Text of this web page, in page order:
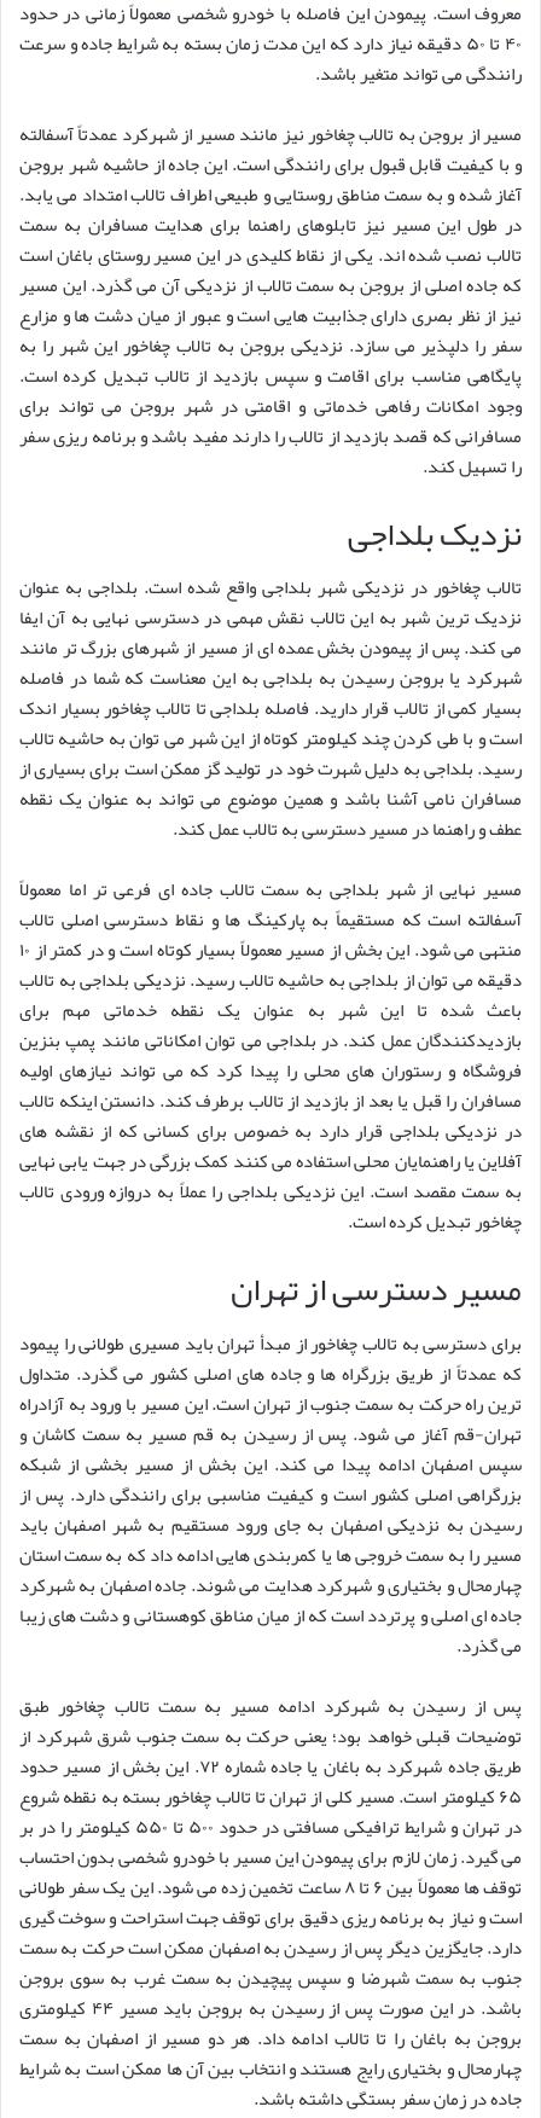
معروف است. پیمودن این فاصله با خودرو شخصی معمولاً زمانی در حدود
۴۰ تا ۵۰ دقیقه نیاز دارد که این مدت زمان بسته به شرایط جاده و سرعت
رانندگی می تواند متغیر باشد.
مسیر از بروجن به تالاب چغاخور نیز مانند مسیر از شهرکرد عمدتاً آسفالته
و با کیفیت قابل قبول برای رانندگی است. این جاده از حاشیه شهر بروجن
آغاز شده و به سمت مناطق روستایی و طبیعی اطراف تالاب امتداد می یابد.
در طول این مسیر نیز تابلوهای راهنما برای هدایت مسافران به سمت
تالاب نصب شده اند. یکی از نقاط کلیدی در این مسیر روستای باغان است
که جاده اصلی از بروجن به سمت تالاب از نزدیکی آن می گذرد. این مسیر
نیز از نظر بصری دارای جذابیت هایی است و عبور از میان دشت ها و مزارع
سفر را دلپذیر می سازد. نزدیکی بروجن به تالاب چغاخور این شهر را به
پایگاهی مناسب برای اقامت و سپس بازدید از تالاب تبدیل کرده است.
وجود امکانات رفاهی خدماتی و اقامتی در شهر بروجن می تواند برای
مسافرانی که قصد بازدید از تالاب را دارند مفید باشد و برنامه ریزی سفر
را تسهیل کند.
نزدیک بلداجی
تالاب چغاخور در نزدیکی شهر بلداجی واقع شده است. بلداجی به عنوان
نزدیک ترین شهر به این تالاب نقش مهمی در دسترسی نهایی به آن ایفا
می کند. پس از پیمودن بخش عمده ای از مسیر از شهرهای بزرگ تر مانند
شهرکرد یا بروجن رسیدن به بلداجی به این معناست که شما در فاصله
بسیار کمی از تالاب قرار دارید. فاصله بلداجی تا تالاب چغاخور بسیار اندک
است و با طی کردن چند کیلومتر کوتاه از این شهر می توان به حاشیه تالاب
رسید. بلداجی به دلیل شهرت خود در تولید گز ممکن است برای بسیاری از
مسافران نامی آشنا باشد و همین موضوع می تواند به عنوان یک نقطه
عطف و راهنما در مسیر دسترسی به تالاب عمل کند.
مسیر نهایی از شهر بلداجی به سمت تالاب جاده ای فرعی تر اما معمولاً
آسفالته است که مستقیماً به پارکینگ ها و نقاط دسترسی اصلی تالاب
منتهی می شود. این بخش از مسیر معمولاً بسیار کوتاه است و در کمتر از ۱۰
دقیقه می توان از بلداجی به حاشیه تالاب رسید. نزدیکی بلداجی به تالاب
باعث شده تا این شهر به عنوان یک نقطه خدماتی مهم برای
بازدیدکنندگان عمل کند. در بلداجی می توان امکاناتی مانند پمپ بنزین
فروشگاه و رستوران های محلی را پیدا کرد که می تواند نیازهای اولیه
مسافران را قبل یا بعد از بازدید از تالاب برطرف کند. دانستن اینکه تالاب
در نزدیکی بلداجی قرار دارد به خصوص برای کسانی که از نقشه های
آفلاین یا راهنمایان محلی استفاده می کنند کمک بزرگی در جهت یابی نهایی
به سمت مقصد است. این نزدیکی بلداجی را عملاً به دروازه ورودی تالاب
چغاخور تبدیل کرده است.
مسیر دسترسی از تهران
برای دسترسی به تالاب چغاخور از مبدأ تهران باید مسیری طولانی را پیمود
که عمدتاً از طریق بزرگراه ها و جاده های اصلی کشور می گذرد. متداول
ترین راه حرکت به سمت جنوب از تهران است. این مسیر با ورود به آزادراه
تهران-قم آغاز می شود. پس از رسیدن به قم مسیر به سمت کاشان و
سپس اصفهان ادامه پیدا می کند. این بخش از مسیر بخشی از شبکه
بزرگراهی اصلی کشور است و کیفیت مناسبی برای رانندگی دارد. پس از
رسیدن به نزدیکی اصفهان به جای ورود مستقیم به شهر اصفهان باید
مسیر را به سمت خروجی ها یا کمربندی هایی ادامه داد که به سمت استان
چهارمحال و بختیاری و شهرکرد هدایت می شوند. جاده اصفهان به شهرکرد
جاده ای اصلی و پرتردد است که از میان مناطق کوهستانی و دشت های زیبا
می گذرد.
پس از رسیدن به شهرکرد ادامه مسیر به سمت تالاب چغاخور طبق
توضیحات قبلی خواهد بود؛ یعنی حرکت به سمت جنوب شرق شهرکرد از
طریق جاده شهرکرد به باغان یا جاده شماره ۷۲. این بخش از مسیر حدود
۶۵ کیلومتر است. مسیر کلی از تهران تا تالاب چغاخور بسته به نقطه شروع
در تهران و شرایط ترافیکی مسافتی در حدود ۵۰۰ تا ۵۵۰ کیلومتر را در بر
می گیرد. زمان لازم برای پیمودن این مسیر با خودرو شخصی بدون احتساب
توقف ها معمولاً بین ۶ تا ۸ ساعت تخمین زده می شود. این یک سفر طولانی
است و نیاز به برنامه ریزی دقیق برای توقف جهت استراحت و سوخت گیری
دارد. جایگزین دیگر پس از رسیدن به اصفهان ممکن است حرکت به سمت
جنوب به سمت شهرضا و سپس پیچیدن به سمت غرب به سوی بروجن
باشد. در این صورت پس از رسیدن به بروجن باید مسیر ۴۴ کیلومتری
بروجن به باغان را تا تالاب ادامه داد. هر دو مسیر از اصفهان به سمت
چهارمحال و بختیاری رایج هستند و انتخاب بین آن ها ممکن است به شرایط
جاده در زمان سفر بستگی داشته باشد.